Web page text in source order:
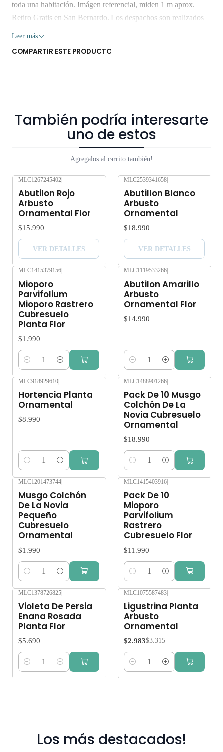
toda una habitación. Imágen referencial, miden 1 m aprox.
Retiro Gratis en San Bernardo. Los despachos son realizados
suficiente agua y luz o mucha exposición al sol, pueden verse
Leer más
COMPARTIR ESTE PRODUCTO
También podría interesarte
uno de estos
Agregalos al carrito también!
MLC1267245402
Abutilon Rojo
Arbusto
Ornamental Flor
$15.990
VER DETALLES
MLC2539341658
Abutillon Blanco
Arbusto
Ornamental
$18.990
VER DETALLES
MLC1415379156
Mioporo
Parvifolium
Mioporo Rastrero
Cubresuelo
Planta Flor
$1.990
Cantidad
MLC1119533266
Abutilon Amarillo
Arbusto
Ornamental Flor
$14.990
Cantidad
MLC918929610|
Hortencia Planta
Ornamental
$8.990
Cantidad
MLC1488901266|
Pack De 10 Musgo
Colchón De La
Novia Cubresuelo
Ornamental
$18.990
Cantidad
MLC1201473744
Musgo Colchón
De La Novia
Pequeño
Cubresuelo
Ornamental
$1.990
Cantidad
MLC1415403916
Pack De 10
Mioporo
Parvifolium
Rastrero
Cubresuelo Flor
$11.990
Cantidad
MLC1378726825|
Violeta De Persia
Enana Rosada
Planta Flor
$5.690
Cantidad
MLC1075587483|
Ligustrina Planta
Arbusto
Ornamental
$2.983$3.315
Cantidad
Los más destacados!